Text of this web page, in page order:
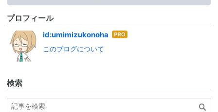
プロフィール
id:umimizukonoha はて
このブログについて
検索